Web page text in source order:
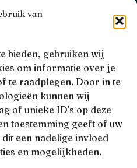
van
bieden, gebruiken wij
om informatie over je
te raadplegen. Door in te
kunnen wij
of unieke ID's op deze
toestemming geeft of uw
een nadelige invloed
en mogelijkheden.
bij de AFM.
klachtbehandeling, dan